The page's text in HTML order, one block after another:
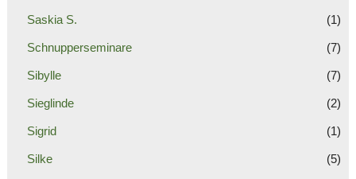
Saskia S. (1)
Schnupperseminare (7)
Sibylle (7)
Sieglinde (2)
Sigrid (1)
Silke (5)